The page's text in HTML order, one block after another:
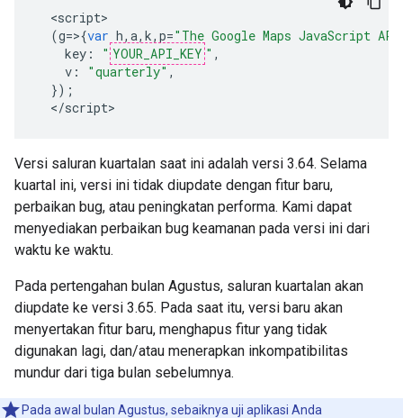
<script
(g=>{var h, a, k, p="The Google Maps JavaScript
key : " YOUR_API_KEY " ,
v : "quarterly" ,
});
</script>
Versi saluran kuartalan saat ini adalah versi 3.64. Selama
kuartal ini, versi ini tidak diupdate dengan fitur baru,
perbaikan bug, atau peningkatan performa. Kami dapat
menyediakan perbaikan bug keamanan pada versi ini dari
waktu ke waktu.
Pada pertengahan bulan Agustus, saluran kuartalan akan
diupdate ke versi 3.65. Pada saat itu, versi baru akan
menyertakan fitur baru, menghapus fitur yang tidak
digunakan lagi, dan/atau menerapkan inkompatibilitas
mundur dari tiga bulan sebelumnya.
Pada awal bulan Agustus, sebaiknya uji aplikasi Anda